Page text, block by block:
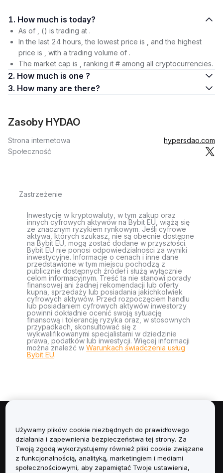
1. How much is today?
As of , () is trading at .
In the last 24 hours, the lowest price is , and the highest
price is , with a trading volume of .
The market cap is , ranking it # among all cryptocurrencies.
2. How much is one ?
3. How many are there?
Zasoby HYDAO
Strona internetowa
hypersdao.com
Społeczność
Zastrzeżenie
Inwestycje w kryptowaluty, w tym zakup oraz
innych cyfrowych aktywów na Bybit EU, wiążą się
ze znacznym ryzykiem rynkowym. Jeśli cyfrowe
aktywa, których szukasz, nie są obecnie dostępne
na Bybit EU, mogą zostać dodane w przyszłości.
Bybit EU nie ponosi odpowiedzialności za wyniki
inwestycyjne. Informacje o cenach i inne dane
przedstawione w tym miejscu pochodzą z
publicznie dostępnych źródeł i służą wyłącznie
celom informacyjnym. Treść ta nie stanowi porady
finansowej ani żadnej rekomendacji lub oferty
kupna, sprzedaży lub posiadania jakichkolwiek
cyfrowych aktywów. Przed rozpoczęciem handlu
lub posiadaniem cyfrowych aktywów inwestorzy
powinni dokładnie ocenić swoją sytuację
finansową i tolerancję ryzyka oraz, w stosownych
przypadkach, skonsultować się z
wykwalifikowanymi specjalistami w dziedzinie
prawa, podatków lub inwestycji. Więcej informacji
można znaleźć w Warunkach świadczenia usług
Bybit EU.
Informacje
Usługi
Używamy plików cookie niezbędnych do prawidłowego
działania i zapewnienia bezpieczeństwa tej strony. Za
Twoją zgodą wykorzystujemy również pliki cookie związane
z funkcjonalnością, analityką, marketingiem i mediami
społecznościowymi, aby zapamiętać Twoje ustawienia,